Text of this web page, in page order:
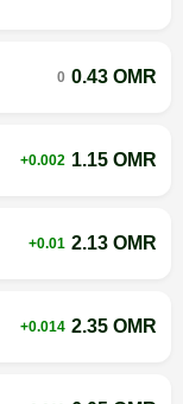
0 0.43 OMR
+0.002 1.15 OMR
+0.01 2.13 OMR
+0.014 2.35 OMR